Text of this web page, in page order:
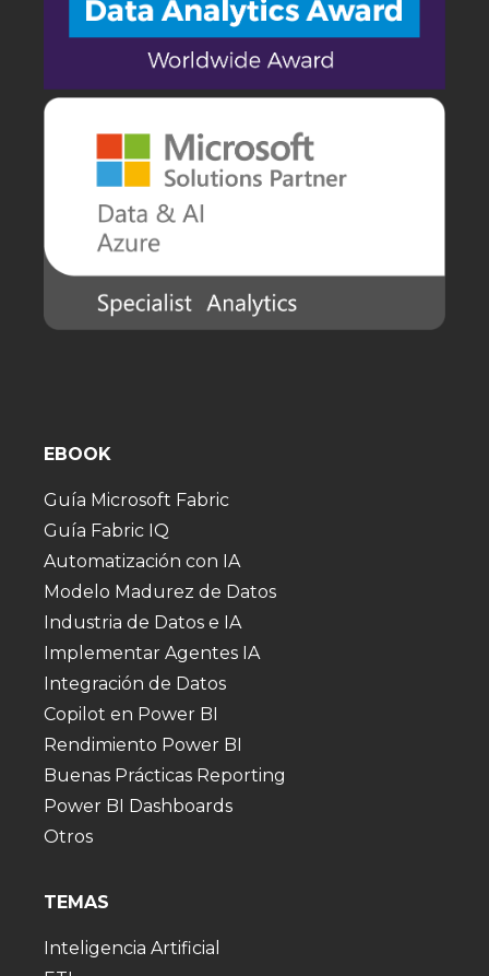
EBOOK
Guía Microsoft Fabric
Guía Fabric IQ
Automatización con IA
Modelo Madurez de Datos
Industria de Datos e IA
Implementar Agentes IA
Integración de Datos
Copilot en Power BI
Rendimiento Power BI
Buenas Prácticas Reporting
Power BI Dashboards
Otros
TEMAS
Inteligencia Artificial